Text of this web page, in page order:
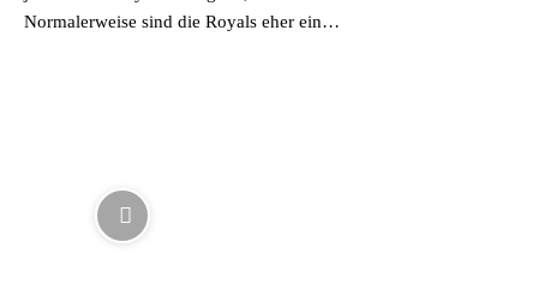
Normalerweise sind die Royals eher ein…